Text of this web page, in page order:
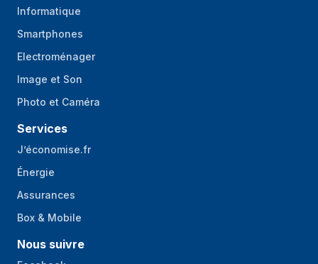
Numéro
caméra avant
Résolution de la
capture vidéo
Cadence maximale
Mode Intervalle de
temps
Connectivité
Informatique
Smartphones
Electroménager
Image et Son
Photo et Caméra
Services
J’économise.fr
Énergie
Assurances
Box & Mobile
Nous suivre